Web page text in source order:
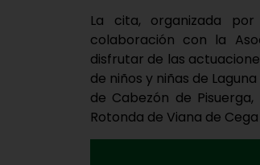
La cita, organizada
colaboración con la
disfrutar de las
de niños y niñas de
de Cabezón de Pisuerga,
Rotonda de Viana de